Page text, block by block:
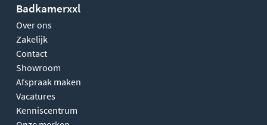
Badkamerxxl
Over ons
Zakelijk
Contact
Showroom
Afspraak maken
Vacatures
Kenniscentrum